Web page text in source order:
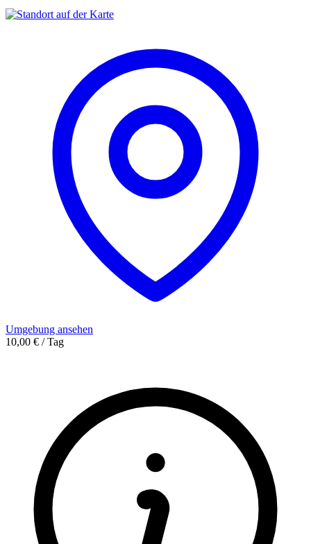
Umgebung ansehen
10,00 € / Tag